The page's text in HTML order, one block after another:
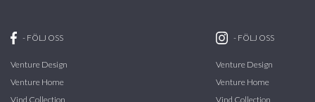
- FÖLJ OSS
Venture Design
Venture Home
Vind Collection
- FÖLJ OSS
Venture Design
Venture Home
Vind Collection